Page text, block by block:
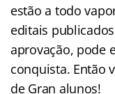
estão a todo
editais
aprovação, pode
conquista. Então
de Gran alunos!